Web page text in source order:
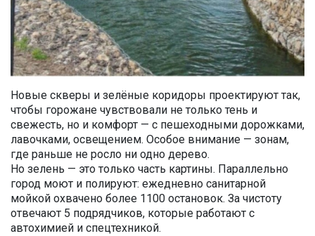
Новые скверы и зелёные коридоры проектируют так,
чтобы горожане чувствовали не только тень и
свежесть, но и комфорт — с пешеходными дорожками,
лавочками, освещением. Особое внимание — зонам,
где раньше не росло ни одно дерево.
Но зелень — это только часть картины. Параллельно
город моют и полируют: ежедневно санитарной
мойкой охвачено более 1100 остановок. За чистоту
отвечают 5 подрядчиков, которые работают с
автохимией и спецтехникой.